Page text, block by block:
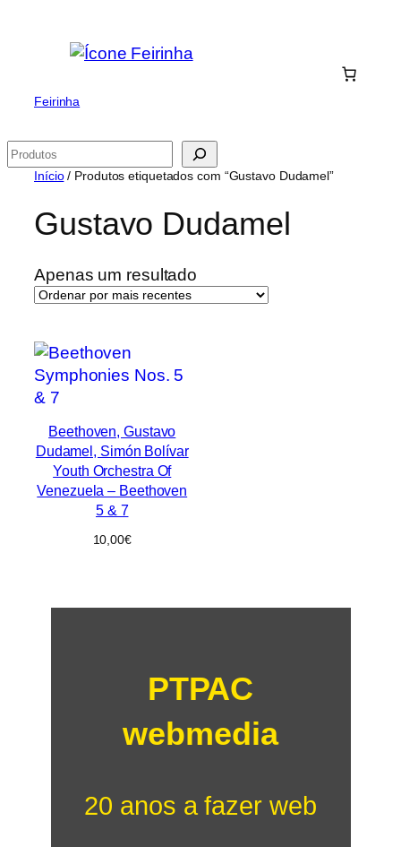
Feirinha
Pesquisar
Início/ Produtos etiquetados com “Gustavo Dudamel”
Gustavo Dudamel
Apenas um resultado
Beethoven, Gustavo
Dudamel, Simón Bolívar
Youth Orchestra Of
Venezuela – Beethoven
5 & 7
10,00€
PTPAC
webmedia
20 anos a fazer web